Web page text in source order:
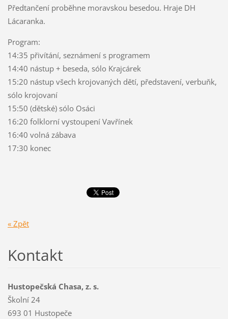
Předtančení proběhne moravskou besedou. Hraje DH
Lácaranka.
Program:
14:35 přivítání, seznámení s programem
14:40 nástup + beseda, sólo Krajcárek
15:20 nástup všech krojovaných dětí, představení, verbuňk,
sólo krojovaní
15:50 (dětské) sólo Osáci
16:20 folklorní vystoupení Vavřínek
16:40 volná zábava
17:30 konec
« Zpět
Kontakt
Hustopečská Chasa, z. s.
Školní 24
693 01 Hustopeče